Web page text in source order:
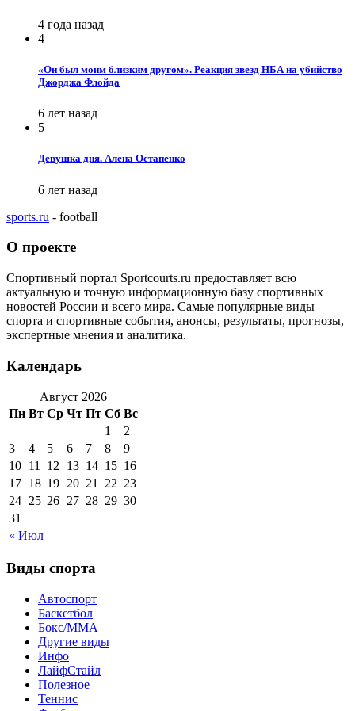
4 года назад
4
«Он был моим близким другом». Реакция звезд НБА на убийство
Джорджа Флойда
6 лет назад
5
Девушка дня. Алена Остапенко
6 лет назад
sports.ru - football
О проекте
Спортивный портал Sportcourts.ru предоставляет всю
актуальную и точную информационную базу спортивных
новостей России и всего мира. Самые популярные виды
спорта и спортивные события, анонсы, результаты, прогнозы,
экспертные мнения и аналитика.
Календарь
Август 2026
Пн Вт Ср Чт Пт Сб Вс
« Июл
1
2
3
4 5 6 7 8
9
10 11 12 13 14 15 16
17 18 19 20 21 22 23
24 25 26 27 28 29 30
31
Виды спорта
Автоспорт
Баскетбол
Бокс/MMA
Другие виды
Инфо
ЛайфСтайл
Полезное
Теннис